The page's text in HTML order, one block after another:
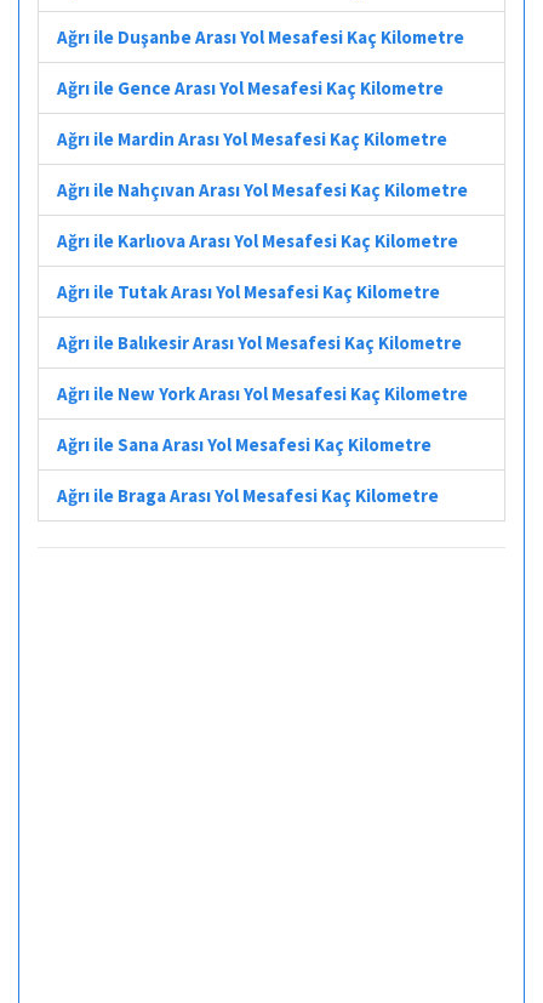
Ağrı ile Duşanbe Arası Yol Mesafesi Kaç Kilometre
Ağrı ile Gence Arası Yol Mesafesi Kaç Kilometre
Ağrı ile Mardin Arası Yol Mesafesi Kaç Kilometre
Ağrı ile Nahçıvan Arası Yol Mesafesi Kaç Kilometre
Ağrı ile Karlıova Arası Yol Mesafesi Kaç Kilometre
Ağrı ile Tutak Arası Yol Mesafesi Kaç Kilometre
Ağrı ile Balıkesir Arası Yol Mesafesi Kaç Kilometre
Ağrı ile New York Arası Yol Mesafesi Kaç Kilometre
Ağrı ile Sana Arası Yol Mesafesi Kaç Kilometre
Ağrı ile Braga Arası Yol Mesafesi Kaç Kilometre